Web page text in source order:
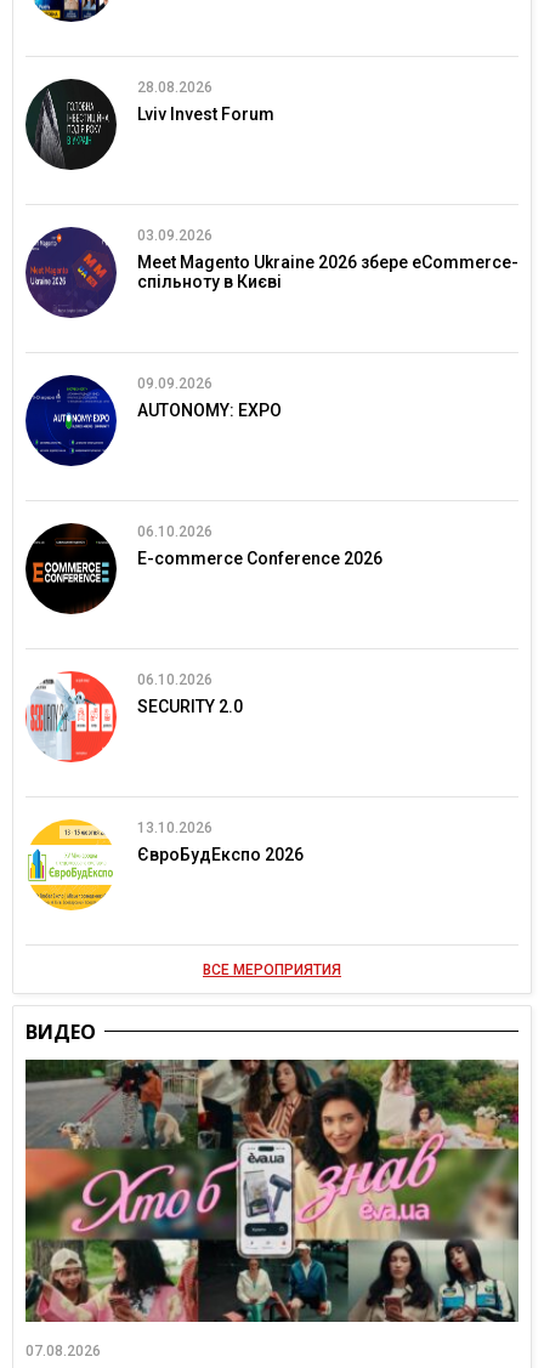
28.08.2026
Lviv Invest Forum
03.09.2026
Meet Magento Ukraine 2026 збере eCommerce-
спільноту в Києві
09.09.2026
AUTONOMY: EXPO
06.10.2026
E-commerce Conference 2026
06.10.2026
SECURITY 2.0
13.10.2026
ЄвроБудЕкспо 2026
ВСЕ МЕРОПРИЯТИЯ
ВИДЕО
07.08.2026